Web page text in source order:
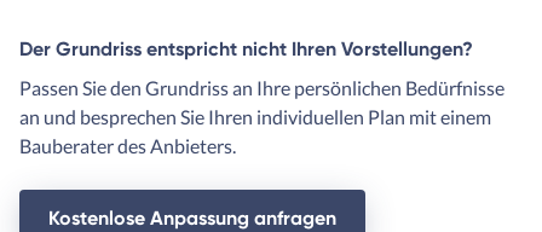
Der Grundriss entspricht nicht Ihren Vorstellungen?
Passen Sie den Grundriss an Ihre persönlichen Bedürfnisse
an und besprechen Sie Ihren individuellen Plan mit einem
Bauberater des Anbieters.
Kostenlose Anpassung anfragen